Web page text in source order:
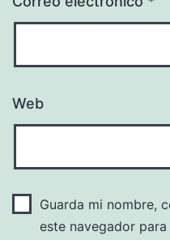
Web
Guarda mi nombre,
este navegador